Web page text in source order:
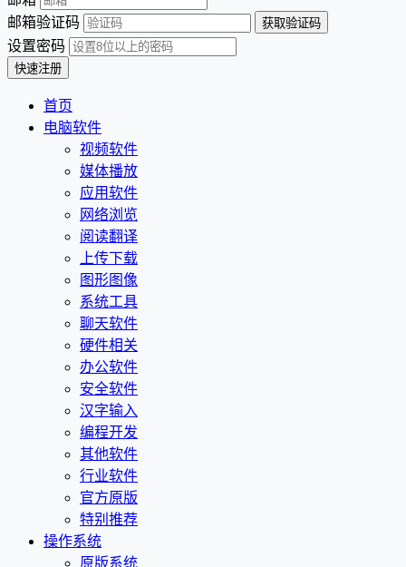
邮箱验证码
设置密码
首页
电脑软件
视频软件
媒体播放
应用软件
网络浏览
阅读翻译
上传下载
图形图像
系统工具
聊天软件
硬件相关
办公软件
安全软件
汉字输入
编程开发
其他软件
行业软件
官方原版
特别推荐
操作系统
原版系统